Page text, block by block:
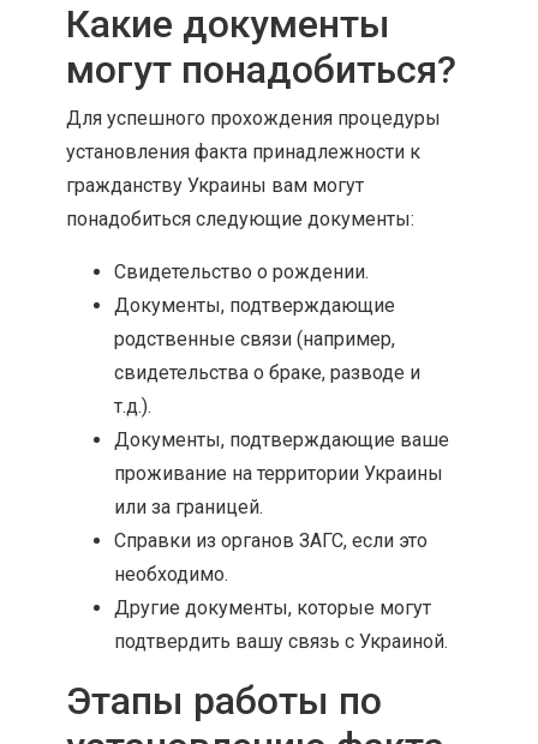
Какие документы
могут понадобиться?
Для успешного прохождения процедуры
установления факта принадлежности к
гражданству Украины вам могут
понадобиться следующие документы:
Свидетельство о рождении.
Документы, подтверждающие
родственные связи (например,
свидетельства о браке, разводе и
т.д.).
Документы, подтверждающие ваше
проживание на территории Украины
или за границей.
Справки из органов ЗАГС, если это
необходимо.
Другие документы, которые могут
подтвердить вашу связь с Украиной.
Этапы работы по